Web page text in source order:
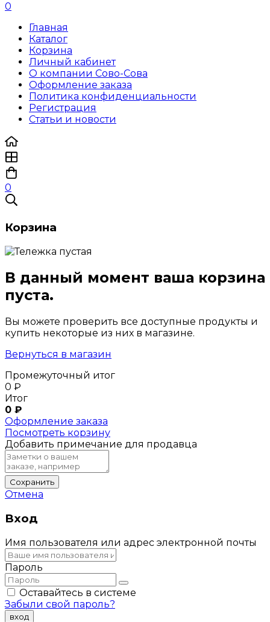
0
Главная
Каталог
Корзина
Личный кабинет
О компании Сово-Сова
Оформление заказа
Политика конфиденциальности
Регистрация
Статьи и новости
0
Корзина
В данный момент ваша корзина
пуста.
Вы можете проверить все доступные продукты и
купить некоторые из них в магазине.
Вернуться в магазин
Промежуточный итог
0 ₽
Итог
0 ₽
Оформление заказа
Посмотреть корзину
Добавить примечание для продавца
Сохранить
Отмена
Вход
Имя пользователя или адрес электронной почты
Пароль
Оставайтесь в системе
Забыли свой пароль?
вход